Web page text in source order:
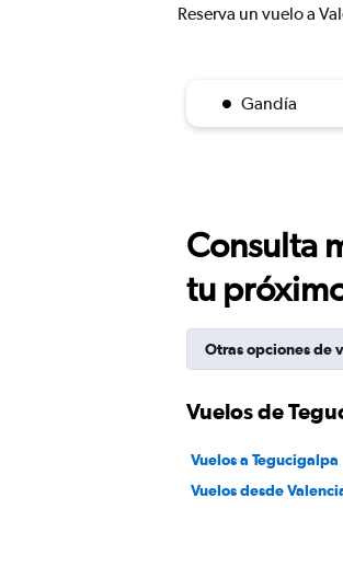
Reserva un vuelo a
Gandía
Consulta
tu
Otras opciones de
Vuelos de
Vuelos a Tegucigalpa
Vuelos desde